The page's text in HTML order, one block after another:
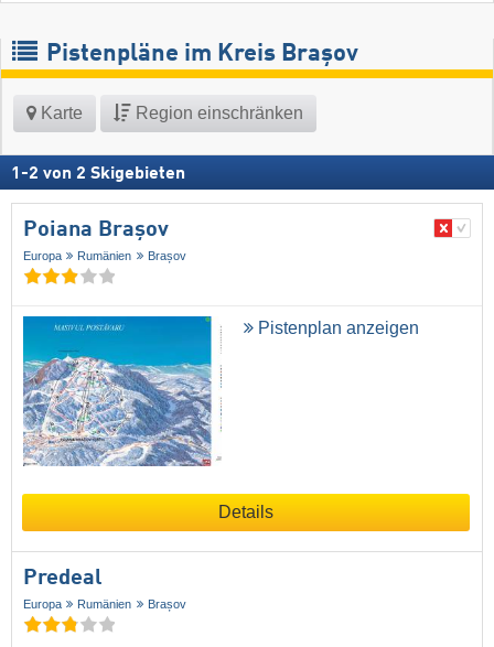
Pistenpläne im Kreis Brașov
Karte Region einschränken
1 -2 von 2 Skigebieten
Poiana Brașov
Europa Rumänien Brașov
Pistenplan anzeigen
Details
Predeal
Europa Rumänien Brașov